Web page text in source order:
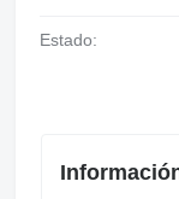
Estado: